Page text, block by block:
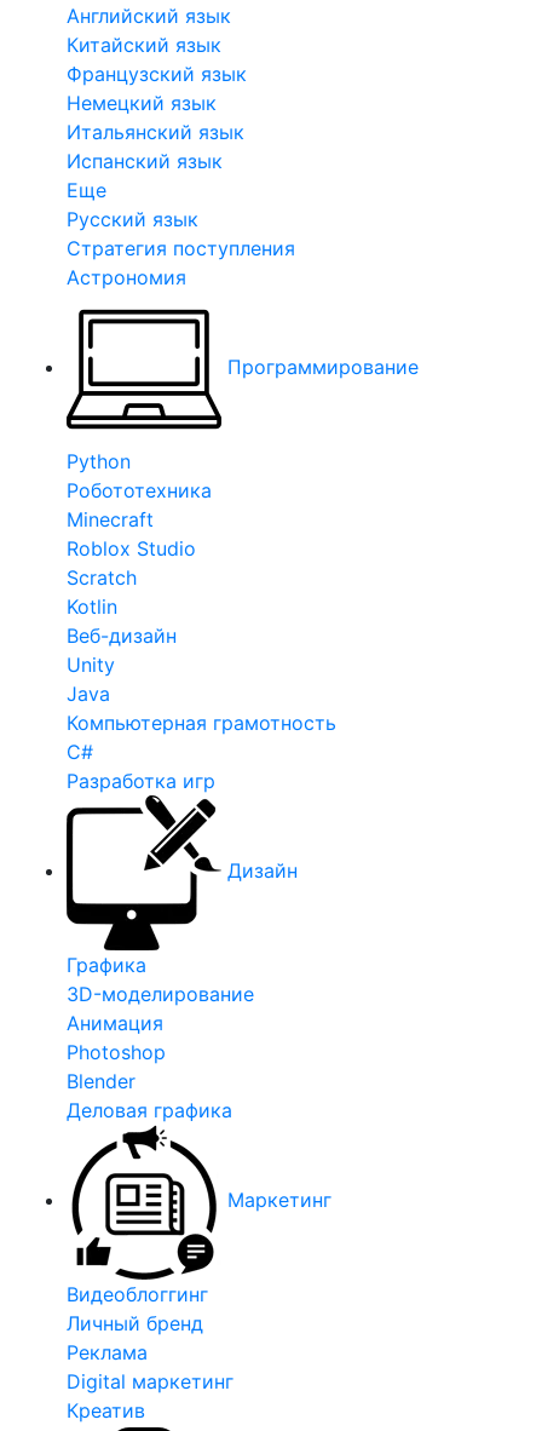
Английский язык
Китайский язык
Французский язык
Немецкий язык
Итальянский язык
Испанский язык
Еще
Русский язык
Стратегия поступления
Астрономия
Программирование
Python
Робототехника
Minecraft
Roblox Studio
Scratch
Kotlin
Веб-дизайн
Unity
Java
Компьютерная грамотность
C#
Разработка игр
Дизайн
Графика
3D-моделирование
Анимация
Photoshop
Blender
Деловая графика
Маркетинг
Видеоблоггинг
Личный бренд
Реклама
Digital маркетинг
Креатив